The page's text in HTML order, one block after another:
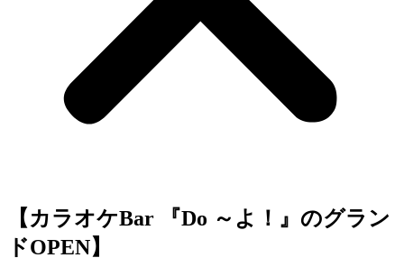
【カラオケBar 『Do ～よ！』のグラン
ドOPEN】